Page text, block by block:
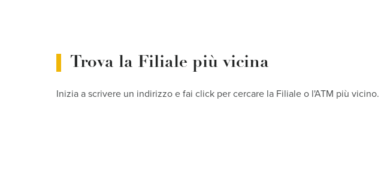
Trova la Filiale più vicina
Inizia a scrivere un indirizzo e fai click per cercare la Filiale o l'ATM più vicino.